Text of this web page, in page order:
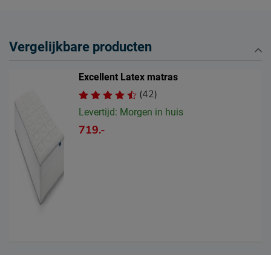
Vergelijkbare producten
Excellent Latex matras
(42)
Levertijd: Morgen in huis
719.-